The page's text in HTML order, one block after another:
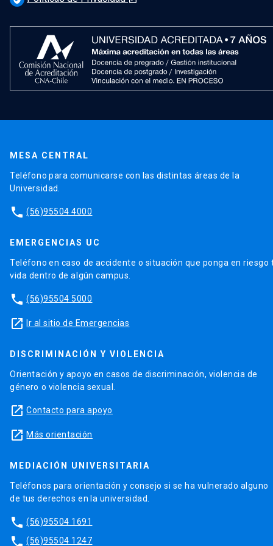
y silvestres en instrumentos de planificación
Públicas, Propuestas para Chile, Centro de Políticas
Públicas UC.
MESA CENTRAL
Teléfono para comunicarse con las distintas áreas de la
Universidad.
phone (56)95504 4000
EMERGENCIAS UC
Teléfono en caso de accidente o situación que ponga en riesgo
vida dentro de algún campus.
phone (56)95504 5000
launch Ir al sitio de Emergencias
DISCRIMINACIÓN Y VIOLENCIA
Orientación y apoyo en casos de discriminación, violencia de
género o violencia sexual.
launch Contacto para apoyo
launch Más orientación
MEDIACIÓN UNIVERSITARIA
Teléfonos para orientación y consejo si se ha vulnerado alguno
de tus derechos en la universidad.
phone (56)95504 1691
phone (56)95504 1247